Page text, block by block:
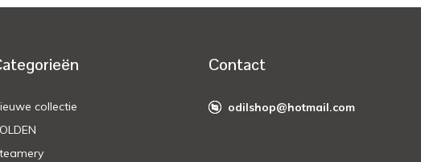
collectie
Contact
odilshop@hotmail.com